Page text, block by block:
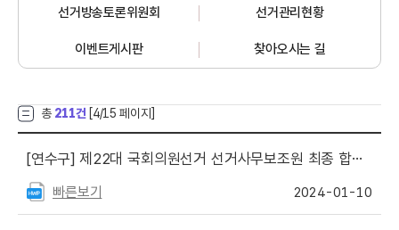
선거방송토론위원회 선거관리현황
이벤트게시판 찾아오시는 길
총 211건 [4/15 페이지]
[연수구] 제22대 국회의원선거 선거사무보조원 최종 합격자 발표
빠른보기 2024-01-10